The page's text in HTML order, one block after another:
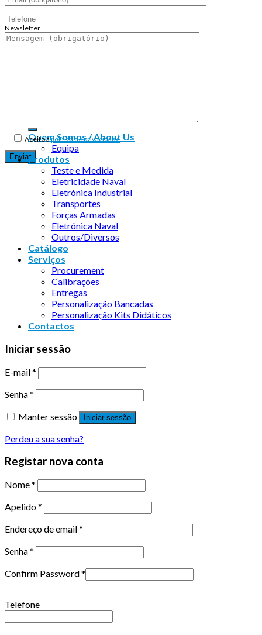
Aceito apolítica de privacidade
Newsletter
Endereço de email:
Quem Somos / About Us
Equipa
Produtos
Teste e Medida
Eletricidade Naval
Eletrónica Industrial
Transportes
Forças Armadas
Eletrónica Naval
Outros/Diversos
Catálogo
Serviços
Procurement
Calibrações
Entregas
Personalização Bancadas
Personalização Kits Didáticos
Contactos
Iniciar sessão
E-mail*
Senha*
Manter sessão
Iniciar sessão
Perdeu a sua senha?
Registar nova conta
Nome*
Apelido*
Endereço de email*
Senha*
Confirm Password*
Telefone